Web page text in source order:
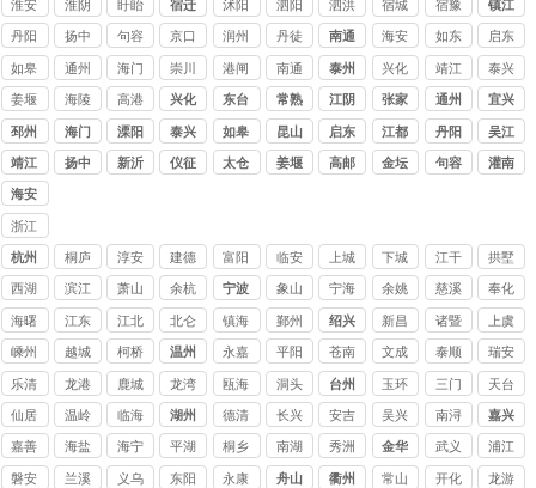
淮安 淮阴 盱眙 宿迁 沭阳 泗阳 泗洪 宿城 宿豫 镇江
丹阳 扬中 句容 京口 润州 丹徒 南通 海安 如东 启东
如皋 通州 海门 崇川 港闸 南通 泰州 兴化 靖江 泰兴
姜堰 海陵 高港 兴化 东台 常熟 江阴
张家
港
通州 宜兴
邳州 海门 溧阳 泰兴 如皋 昆山 启东 江都 丹阳 吴江
靖江 扬中 新沂 仪征 太仓 姜堰 高邮 金坛 句容 灌南
海安
浙江
讨债
公司
杭州 桐庐 淳安 建德 富阳 临安 上城 下城 江干 拱墅
西湖 滨江 萧山 余杭 宁波 象山 宁海 余姚 慈溪 奉化
海曙 江东 江北 北仑 镇海 鄞州 绍兴 新昌 诸暨 上虞
嵊州 越城 柯桥 温州 永嘉 平阳 苍南 文成 泰顺 瑞安
乐清 龙港 鹿城 龙湾 瓯海 洞头 台州 玉环 三门 天台
仙居 温岭 临海 湖州 德清 长兴 安吉 吴兴 南浔 嘉兴
嘉善 海盐 海宁 平湖 桐乡 南湖 秀洲 金华 武义 浦江
磐安 兰溪 义乌 东阳 永康 舟山 衢州 常山 开化 龙游